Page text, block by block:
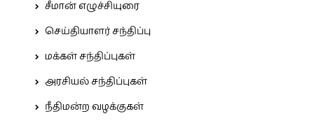
சீமான் எழுச்சியுரை
செய்தியாளர் சந்திப்பு
மக்கள் சந்திப்புகள்
அரசியல் சந்திப்புகள்
நீதிமன்ற வழக்குகள்